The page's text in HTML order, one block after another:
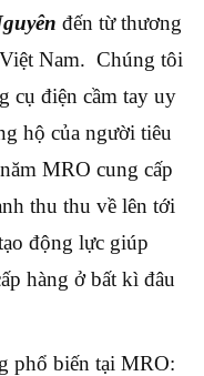
đến từ thương
Nam. Chúng tôi
cụ điện cầm tay uy
hộ của người tiêu
MRO cung cấp
thu thu về lên tới
động lực giúp
hàng ở bất kì đâu
phổ biến tại MRO: